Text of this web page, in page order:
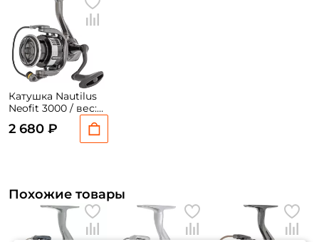
Катушка Nautilus
Neofit 3000 / вес:
подшипники: 5шт.
2 680 ₽
Похожие товары